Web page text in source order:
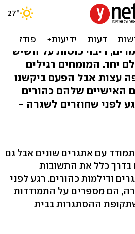
האתגרים
ריבוי כוסות על השיש
כולם יחד. המומחים רגילים
עצות אבל הפעם ביקשנו
האישיים שלהם כהורים
לפני שחוזרים לשגרה -
עם אתגרים שונים אבל גם
בדרך כלל את התשובות
ודילמות כהורים. רגע לפני
הם מספרים על התמודדות
ההסתגרות בבית